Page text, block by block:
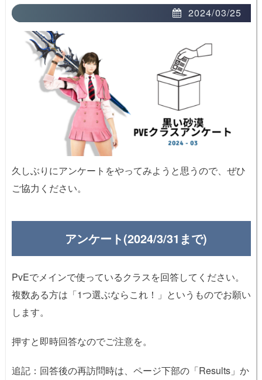
2024/03/25
久しぶりにアンケートをやってみようと思うので、ぜひ
ご協力ください。
アンケート(2024/3/31まで)
PvEでメインで使っているクラスを回答してください。
複数ある方は「1つ選ぶならこれ！」というものでお願い
します。
押すと即時回答なのでご注意を。
追記：回答後の再訪問時は、ページ下部の「Results」か